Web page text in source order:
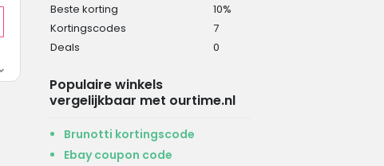
Beste korting
10%
Kortingscodes
7
Deals
0
Populaire winkels
vergelijkbaar met ourtime.nl
Brunotti kortingscode
Ebay coupon code